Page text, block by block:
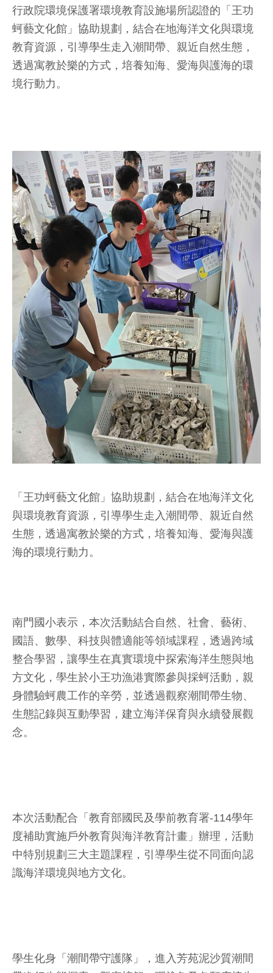
行政院環境保護署環境教育設施場所認證的「王功
蚵藝文化館」協助規劃，結合在地海洋文化與環境
教育資源，引導學生走入潮間帶、親近自然生態，
透過寓教於樂的方式，培養知海、愛海與護海的環
境行動力。
「王功蚵藝文化館」協助規劃，結合在地海洋文化
與環境教育資源，引導學生走入潮間帶、親近自然
生態，透過寓教於樂的方式，培養知海、愛海與護
海的環境行動力。
南門國小表示，本次活動結合自然、社會、藝術、
國語、數學、科技與體適能等領域課程，透過跨域
整合學習，讓學生在真實環境中探索海洋生態與地
方文化，學生於小王功漁港實際參與採蚵活動，親
身體驗蚵農工作的辛勞，並透過觀察潮間帶生物、
生態記錄與互動學習，建立海洋保育與永續發展觀
念。
本次活動配合「教育部國民及學前教育署-114學年
度補助實施戶外教育與海洋教育計畫」辦理，活動
中特別規劃三大主題課程，引導學生從不同面向認
識海洋環境與地方文化。
學生化身「潮間帶守護隊」，進入芳苑泥沙質潮間